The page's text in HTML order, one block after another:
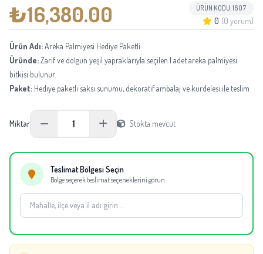
₺16,380.00 ÜRÜN KODU: 1607
0 (0 yorum)
Ürün Adı:Areka Palmiyesi Hediye Paketli
Üründe:Zarif ve dolgun yeşil yapraklarıyla seçilen 1 adet areka palmiyesi
bitkisi bulunur.
Paket: Hediye paketli saksı sunumu, dekoratif ambalaj ve kurdelesi ile teslim
Ortalama 120-150 cm aralığındadır.
Mevsimsel tedarik durumuna göre aynı kalite ve görünüm korunarak
Miktar 1 Stokta mevcut
Teslimat Bölgesi Seçin
Bölge seçerek teslimat seçeneklerini görün